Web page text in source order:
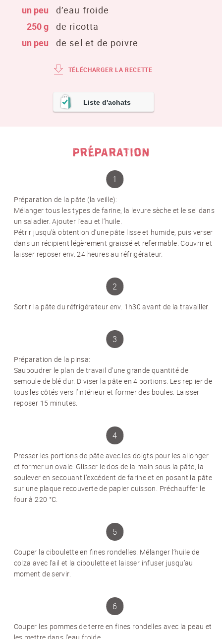
un peu
d’eau froide
250 g
de ricotta
un peu
de sel et de poivre
TÉLÉCHARGER LA RECETTE
Liste d'achats
PRÉPARATION
Préparation de la pâte (la veille):
Mélanger tous les types de farine, la levure sèche et le sel dans
un saladier. Ajouter l’eau et l’huile.
Pétrir jusqu’à obtention d’une pâte lisse et humide, puis verser
dans un récipient légèrement graissé et refermable. Couvrir et
laisser reposer env. 24 heures au réfrigérateur.
Sortir la pâte du réfrigérateur env. 1h30 avant de la travailler.
Préparation de la pinsa:
Saupoudrer le plan de travail d’une grande quantité de
semoule de blé dur. Diviser la pâte en 4 portions. Les replier de
tous les côtés vers l’intérieur et former des boules. Laisser
reposer 15 minutes.
Presser les portions de pâte avec les doigts pour les allonger
et former un ovale. Glisser le dos de la main sous la pâte, la
soulever en secouant l’excédent de farine et en posant la pâte
sur une plaque recouverte de papier cuisson. Préchauffer le
four à 220 °C.
Couper la ciboulette en fines rondelles. Mélanger l’huile de
colza avec l’ail et la ciboulette et laisser infuser jusqu’au
moment de servir.
Couper les pommes de terre en fines rondelles avec la peau et
NEWSLETTER